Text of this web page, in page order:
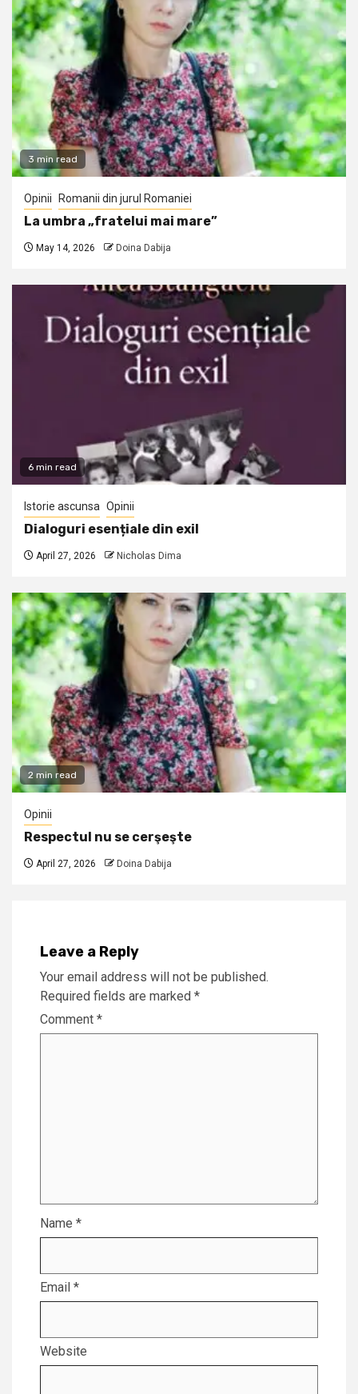
3 min read
Opinii Romanii din jurul Romaniei
La umbra „fratelui mai mare”
May 14, 2026 Doina Dabija
6 min read
Istorie ascunsa Opinii
Dialoguri esențiale din exil
April 27, 2026 Nicholas Dima
2 min read
Opinii
Respectul nu se cerşeşte
April 27, 2026 Doina Dabija
Leave a Reply
Your email address will not be published.
Required fields are marked *
Comment *
Name *
Email *
Website